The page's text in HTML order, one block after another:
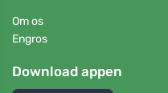
Om os
Engros
Download appen